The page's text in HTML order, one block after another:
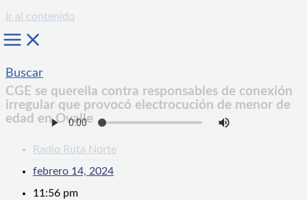
Ir al contenido
Buscar
CGE se querella contra responsables de conexión
irregular que provocó electrocución de menor de
edad en Ovalle
Radio Ruta Norte
febrero 14, 2024
11:56 pm